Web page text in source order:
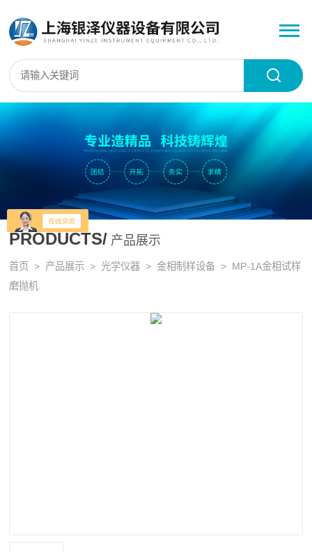
PRODUCTS/ 产品展示
首页 > 产品展示 > 光学仪器 >金相制样设备 > MP-1A金相试样
磨抛机